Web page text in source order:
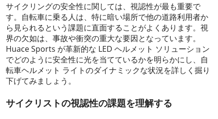
サイクリングの安全性に関しては、視認性が最も重要で
す。自転車に乗る人は、特に暗い場所で他の道路利用者か
ら見られるという課題に直面することがよくあります。視
界の欠如は、事故や衝突の重大な要因となっています。
Huace Sports が革新的な LED ヘルメット ソリューション
でどのように安全性に光を当てているかを明らかにし、自
転車ヘルメット ライトのダイナミックな状況を詳しく掘り
下げてみましょう。
サイクリストの視認性の課題を理解する